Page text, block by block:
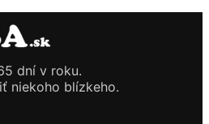
dní v roku.
niekoho blízkeho.